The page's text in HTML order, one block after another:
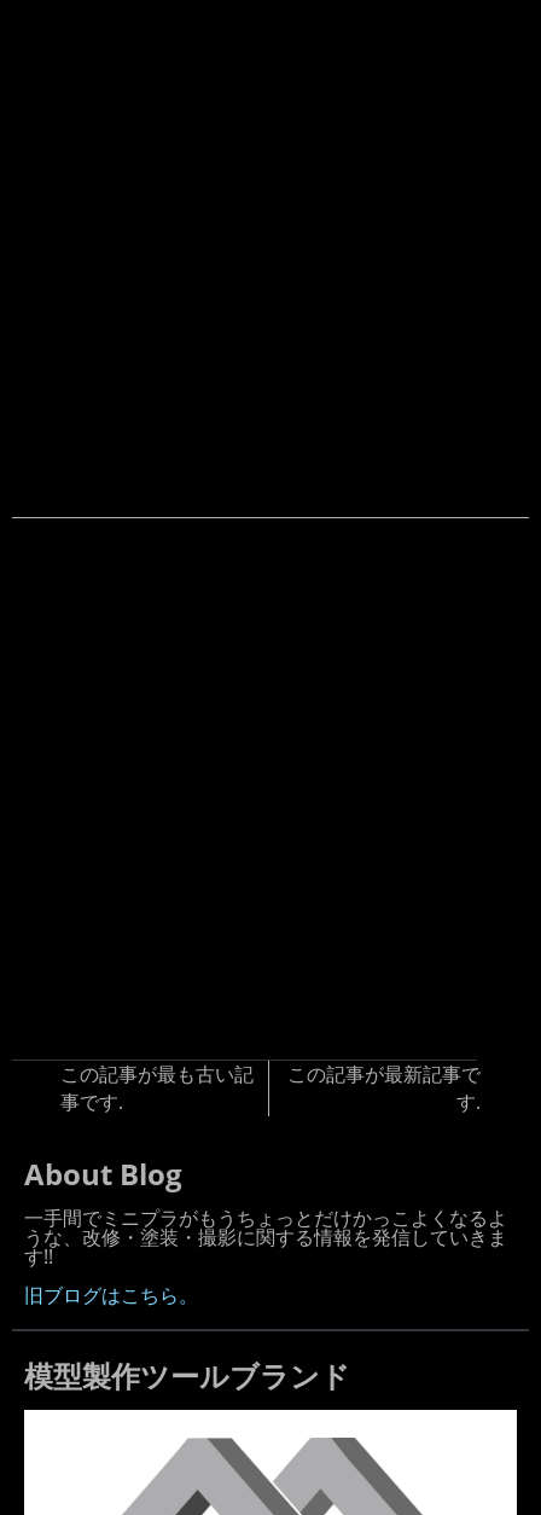
この記事が最も古い記
事です.
この記事が最新記事で
す.
About Blog
一手間でミニプラがもうちょっとだけかっこよくなるよ
うな、改修・塗装・撮影に関する情報を発信していきま
す!!
旧ブログはこちら。
模型製作ツールブランド